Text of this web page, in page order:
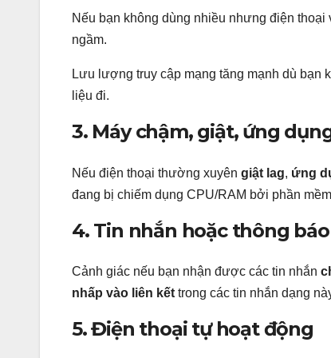
Nếu bạn không dùng nhiều nhưng điện
ngầm.
Lưu lượng truy cập mạng tăng mạnh dù bạn
liệu đi.
3. Máy chậm, giật, ứng
Nếu điện thoại thường xuyên giật lag, ứng
đang bị chiếm dụng CPU/RAM bởi phần
4. Tin nhắn hoặc thông
Cảnh giác nếu bạn nhận được các tin nhắn
nhấp vào liên kết trong các tin nhắn dạng
5. Điện thoại tự hoạt động